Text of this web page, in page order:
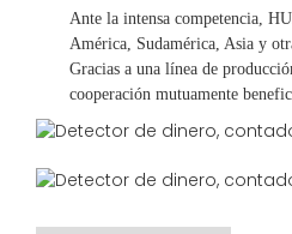
Ante la intensa competencia,
América, Sudamérica, Asia y
Gracias a una línea de
cooperación mutuamente